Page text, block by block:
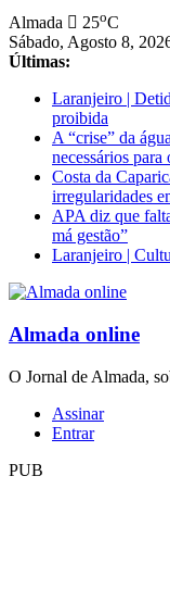
Saltar
para
conteúdo
Almada 25oC
Sábado, Agosto 8,
Últimas:
Laranjeiro |
proibida
A “crise” da
necessários para
Costa da
irregularidades
APA diz que
má gestão”
Laranjeiro |
Almada online
O Jornal de Almada,
Assinar
Entrar
PUB